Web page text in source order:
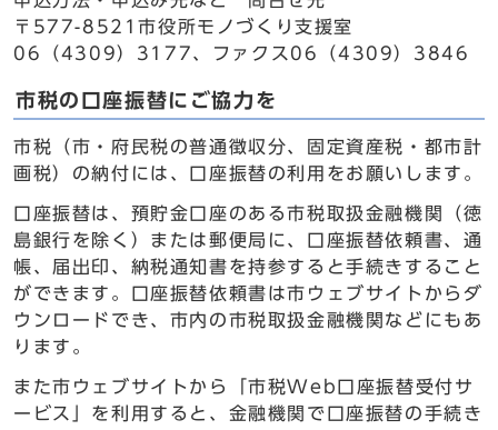
〒577-8521市役所モノづくり支援室
06（4309）3177、ファクス06（4309）3846
市税の口座振替にご協力を
市税（市・府民税の普通徴収分、固定資産税・都市計
画税）の納付には、口座振替の利用をお願いします。
口座振替は、預貯金口座のある市税取扱金融機関（徳
島銀行を除く）または郵便局に、口座振替依頼書、通
帳、届出印、納税通知書を持参すると手続きすること
ができます。口座振替依頼書は市ウェブサイトからダ
ウンロードでき、市内の市税取扱金融機関などにもあ
ります。
また市ウェブサイトから「市税Web口座振替受付サ
ービス」を利用すると、金融機関で口座振替の手続き